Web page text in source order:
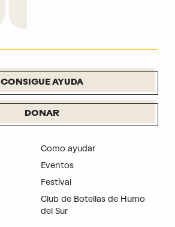
CONSIGUE AYUDA
DONAR
Como ayudar
Eventos
Festival
Club de Botellas de Humo
del Sur